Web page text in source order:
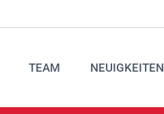
TEAM NEUIGKEITEN